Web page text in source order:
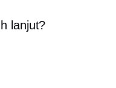
lanjut?